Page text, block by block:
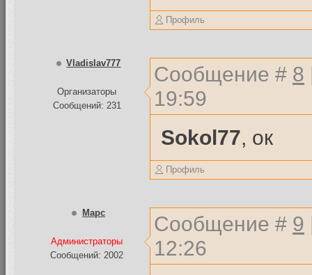
Профиль
Vladislav777
Организаторы
Сообщений: 231
Сообщение # 8
19:59
Sokol77, ок
Профиль
Mapc
Администраторы
Сообщений: 2002
Сообщение # 9
12:26